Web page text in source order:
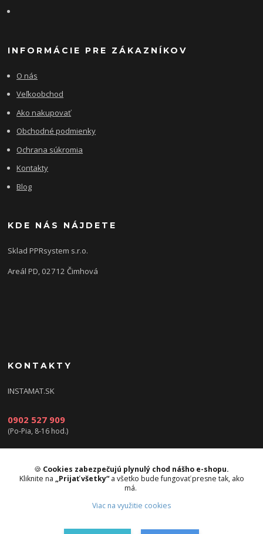
INFORMÁCIE PRE ZÁKAZNÍKOV
O nás
Veľkoobchod
Ako nakupovať
Obchodné podmienky
Ochrana súkromia
Kontakty
Blog
KDE NÁS NÁJDETE
Sklad PPRsystem s.r.o.
Areál PD, 02712 Čimhová
KONTAKTY
INSTAMAT.SK
0902 527 909
(Po-Pia, 8-16 hod.)
info@instamat.sk
🍪 Cookies zabezpečujú plynulý chod nášho e-shopu.
Kliknite na „Prijať všetky“a všetko bude fungovať presne tak, ako
má.
Viac na využitie cookies